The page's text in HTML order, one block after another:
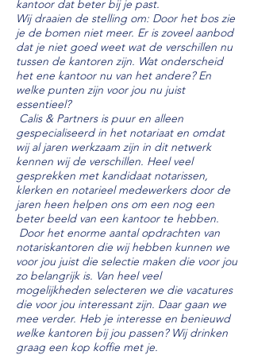
kantoor dat beter bij je past.
Wij draaien de stelling om: Door het bos zie
je de bomen niet meer. Er is zoveel aanbod
dat je niet goed weet wat de verschillen nu
tussen de kantoren zijn. Wat onderscheid
het ene kantoor nu van het andere? En
welke punten zijn voor jou nu juist
essentieel?
Calis & Partners is puur en alleen
gespecialiseerd in het notariaat en omdat
wij al jaren werkzaam zijn in dit netwerk
kennen wij de verschillen. Heel veel
gesprekken met kandidaat notarissen,
klerken en notarieel medewerkers door de
jaren heen helpen ons om een nog een
beter beeld van een kantoor te hebben.
Door het enorme aantal opdrachten van
notariskantoren die wij hebben kunnen we
voor jou juist die selectie maken die voor jou
zo belangrijk is. Van heel veel
mogelijkheden selecteren we die vacatures
die voor jou interessant zijn. Daar gaan we
mee verder. Heb je interesse en benieuwd
welke kantoren bij jou passen? Wij drinken
graag een kop koffie met je.